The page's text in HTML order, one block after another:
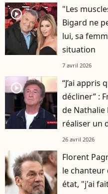
player2
"Les
Bigard ne
lui, sa
situation
7 avril 2026
player2
“J’ai appris
décliner” :
de Nathalie
réaliser un
26 avril 2026
Florent
le chanteur
état, "j'ai